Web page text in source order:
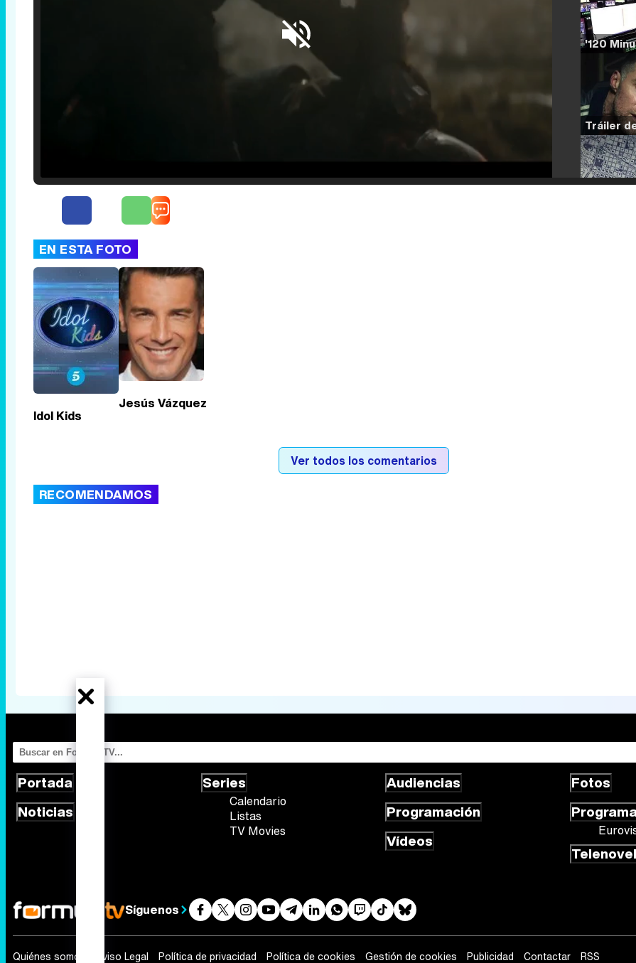
EN ESTA FOTO
Idol Kids
Jesús Vázquez
Ver todos los comentarios
RECOMENDAMOS
Portada
Noticias
Series
Calendario
Listas
TV Movies
Audiencias
Programación
Vídeos
Fotos
Síguenos
Quiénes somos Aviso Legal Política de privacidad Política de cookies Gestión de cookies Publicidad Contactar RSS